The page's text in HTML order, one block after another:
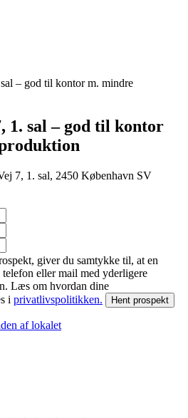
– god til kontor m. mindre
1. sal – god til kontor
7, 1. sal, 2450 København SV
giver du samtykke til, at en
eller mail med yderligere
Læs om hvordan dine
i privatlivspolitikken. Hent prospekt